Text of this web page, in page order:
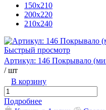
150х210
200х220
210х240
Быстрый просмотр
Артикул: 146 Покрывало
/ шт
В корзину
Подробнее